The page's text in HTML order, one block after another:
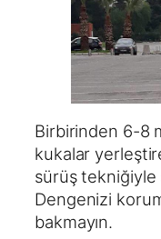
Birbirinden 6-8
kukalar
sürüş tekniğiyle
Dengenizi
bakmayın.